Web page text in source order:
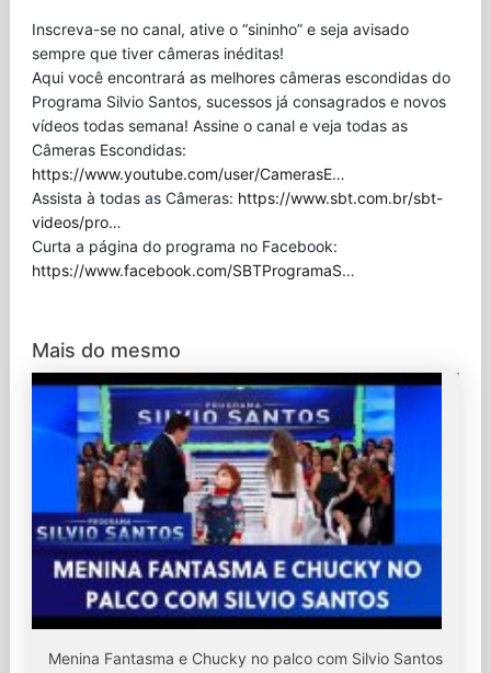
Inscreva-se no canal, ative o “sininho” e seja avisado
sempre que tiver câmeras inéditas!
Aqui você encontrará as melhores câmeras escondidas do
Programa Silvio Santos, sucessos já consagrados e novos
vídeos todas semana! Assine o canal e veja todas as
Câmeras Escondidas:
https://www.youtube.com/user/CamerasE…
Assista à todas as Câmeras: https://www.sbt.com.br/sbt-
videos/pro…
Curta a página do programa no Facebook:
https://www.facebook.com/SBTProgramaS…
Mais do mesmo
Menina Fantasma e Chucky no palco com Silvio Santos